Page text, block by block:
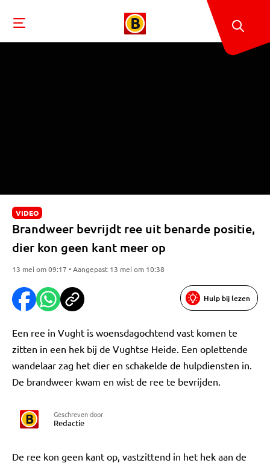
VIDEO
Brandweer bevrijdt ree uit benarde positie,
dier kon geen kant meer op
13 mei om 09:17 • Aangepast 13 mei om 10:38
Hulp bij lezen
Een ree in Vught is woensdagochtend vast komen te
zitten in een hek bij de Vughtse Heide. Een oplettende
wandelaar zag het dier en schakelde de hulpdiensten in.
De brandweer kwam en wist de ree te bevrijden.
Geschreven door
Redactie
De ree kon geen kant op, vastzittend in het hek aan de